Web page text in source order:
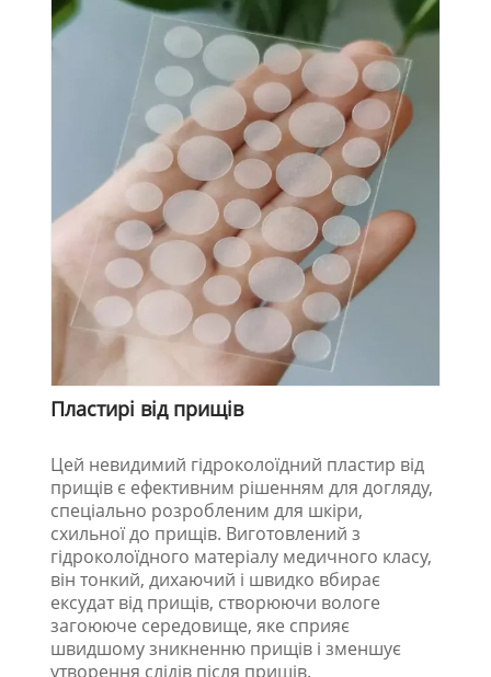
Пластирі від прищів
Цей невидимий гідроколоїдний пластир від
прищів є ефективним рішенням для догляду,
спеціально розробленим для шкіри,
схильної до прищів. Виготовлений з
гідроколоїдного матеріалу медичного класу,
він тонкий, дихаючий і швидко вбирає
ексудат від прищів, створюючи вологе
загоююче середовище, яке сприяє
швидшому зникненню прищів і зменшує
утворення слідів після прищів.